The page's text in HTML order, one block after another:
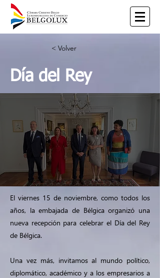
< Volver
Día del Rey
El viernes 15 de noviembre, como todos los
años, la embajada de Bélgica organizó una
nueva recepción para celebrar el Día del Rey
de Bélgica.
Una vez más, invitamos al mundo político,
diplomático, académico y a los empresarios a